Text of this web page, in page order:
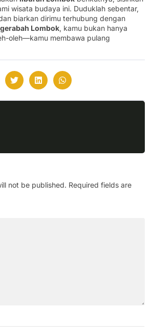
wisata budaya ini. Duduklah sebentar,
biarkan dirimu terhubung dengan
gerabah Lombok, kamu bukan hanya
oleh—kamu membawa pulang
not be published. Required fields are